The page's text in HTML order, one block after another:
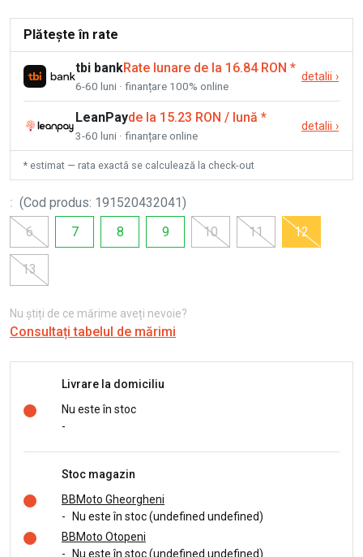
Plătește în rate
tbi bankRate lunare de la 16.84 RON *
6-60 luni · finanțare 100% online
detalii ›
LeanPayde la 15.23 RON / lună *
3-60 luni · finanțare online
detalii ›
* estimat — rata exactă se calculează la check-out
: (Cod produs: 191520432041 )
6
7 8 9 10 11 12
13
Nu știți de ce mărime aveți nevoie?
Consultați tabelul de mărimi
Livrare la domiciliu
Nu este în stoc
-
Stoc magazin
BBMoto Gheorgheni
-
Nu este în stoc (undefined undefined)
BBMoto Otopeni
-
Nu este în stoc (undefined undefined)